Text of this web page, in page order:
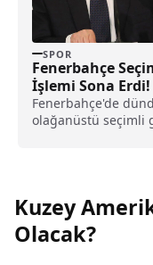
SPOR
Fenerbahçe
İşlemi Sona Erdi!
Fenerbahçe'de
olağanüstü seçimli
Kuzey
Olacak?